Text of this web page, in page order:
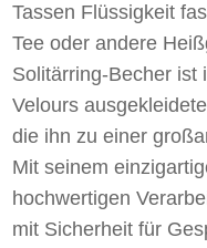
Tassen Flüssigkeit
Tee oder andere
Solitärring-Becher ist
Velours
die ihn zu einer
Mit seinem
hochwertigen
mit Sicherheit für